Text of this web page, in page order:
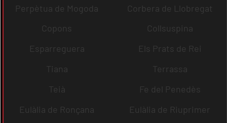
Perpètua de Mogoda
Corbera de Llobregat
Copons
Collsuspina
Esparreguera
Els Prats de Rei
Tiana
Terrassa
Teià
Fe del Penedès
Eulàlia de Ronçana
Eulàlia de Riuprimer